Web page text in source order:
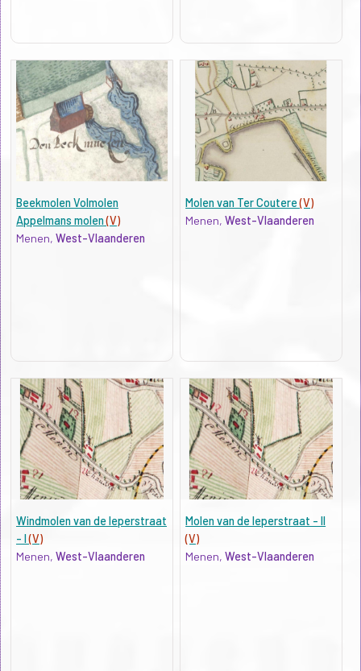
Beekmolen Volmolen
Appelmans molen(V)
Menen, West-Vlaanderen
Molen van Ter Coutere(V)
Menen,West-Vlaanderen
Windmolen van de Ieperstraat
- I(V)
Menen, West-Vlaanderen
Molen van de Ieperstraat - II
(V)
Menen,West-Vlaanderen